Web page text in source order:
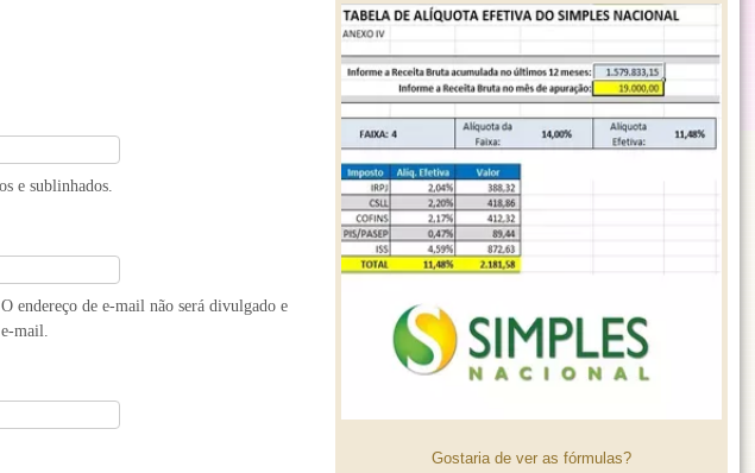
e sublinhados.
endereço de e-mail não será divulgado e
mail.
Gostaria de ver as fórmulas?